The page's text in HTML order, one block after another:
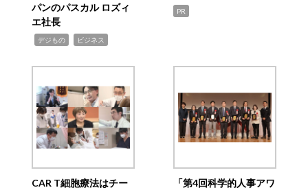
パンのパスカル ロズィ
エ社長
デジもの ビジネス
PR
CAR T細胞療法はチー
「第4回科学的人事アワ